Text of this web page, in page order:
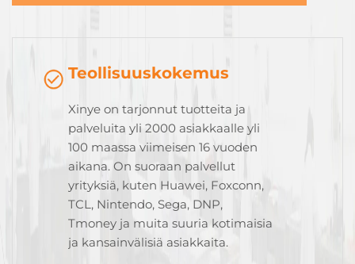
Teollisuuskokemus
Xinye on tarjonnut tuotteita ja
palveluita yli 2000 asiakkaalle yli
100 maassa viimeisen 16 vuoden
aikana. On suoraan palvellut
yrityksiä, kuten Huawei, Foxconn,
TCL, Nintendo, Sega, DNP,
Tmoney ja muita suuria kotimaisia
ja kansainvälisiä asiakkaita.